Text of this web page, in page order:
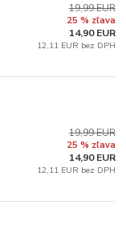
19,99 EUR
25 % zľava
14,90 EUR
12,11 EUR bez DPH
19,99 EUR
25 % zľava
14,90 EUR
12,11 EUR bez DPH